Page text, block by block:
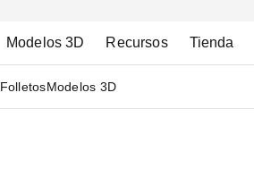
Modelos 3D Recursos Tienda
FolletosModelos 3D